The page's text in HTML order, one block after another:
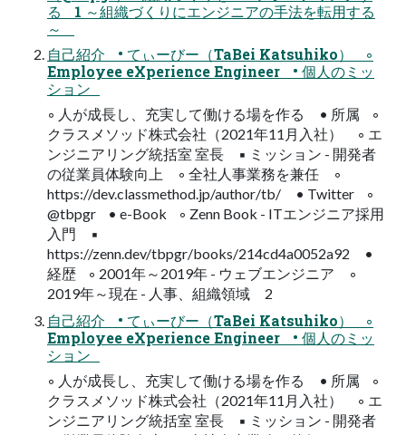
る 1 ～組織づくりにエンジニアの手法を転用する
～
自己紹介 • てぃーびー（TaBei Katsuhiko） ◦
Employee eXperience Engineer • 個人のミッ
ション
◦ 人が成長し、充実して働ける場を作る • 所属 ◦
クラスメソッド株式会社（2021年11月入社） ◦ エ
ンジニアリング統括室 室長 ▪ ミッション - 開発者
の従業員体験向上 ◦ 全社人事業務を兼任 ◦
https://dev.classmethod.jp/author/tb/ • Twitter ◦
@tbpgr • e-Book ◦ Zenn Book - ITエンジニア採用
入門 ▪
https://zenn.dev/tbpgr/books/214cd4a0052a92 •
経歴 ◦ 2001年～2019年 - ウェブエンジニア ◦
2019年～現在 - 人事、組織領域 2
自己紹介 • てぃーびー（TaBei Katsuhiko） ◦
Employee eXperience Engineer • 個人のミッ
ション
◦ 人が成長し、充実して働ける場を作る • 所属 ◦
クラスメソッド株式会社（2021年11月入社） ◦ エ
ンジニアリング統括室 室長 ▪ ミッション - 開発者